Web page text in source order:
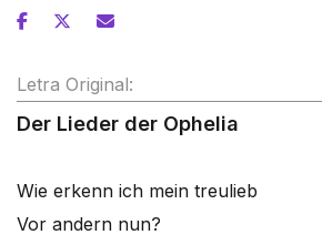
Letra Original:
Der Lieder der Ophelia
Wie erkenn ich mein treulieb
Vor andern nun?